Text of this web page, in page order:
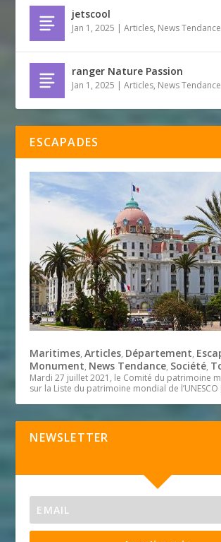
jetscool
Jan 1, 2025 |Articles, News Tendance
ranger Nature Passion
Jan 1, 2025 |Articles, News Tendance
ESCAPADES
Maritimes,Articles, Département,
Monument, News Tendance, Société,
Mardi 27 juillet 2021, le Comité du patrimoine
sur la Liste du patrimoine mondial de l’UNESCO
NEWSLETTER